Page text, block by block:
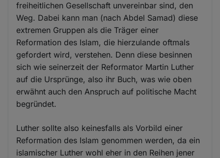
freiheitlichen Gesellschaft unvereinbar sind, den
Weg. Dabei kann man (nach Abdel Samad) diese
extremen Gruppen als die Träger einer
Reformation des Islam, die hierzulande oftmals
gefordert wird, verstehen. Denn diese besinnen
sich wie seinerzeit der Reformator Martin Luther
auf die Ursprünge, also ihr Buch, was wie oben
erwähnt auch den Anspruch auf politische Macht
begründet.
Luther sollte also keinesfalls als Vorbild einer
Reformation des Islam genommen werden, da ein
islamischer Luther wohl eher in den Reihen jener